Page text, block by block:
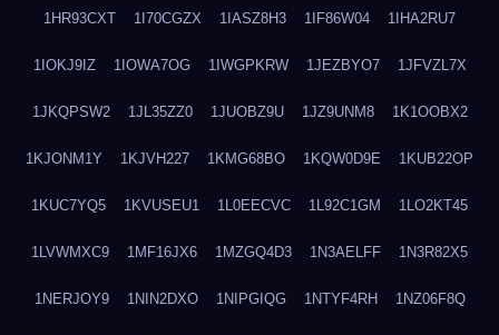
1HR93CXT 1I70CGZX 1IASZ8H3 1IF86W04 1IHA2RU7
1IOKJ9IZ 1IOWA7OG 1IWGPKRW 1JEZBYO7 1JFVZL7X
1JKQPSW2 1JL35ZZ0 1JUOBZ9U 1JZ9UNM8 1K1OOBX2
1KJONM1Y 1KJVH227 1KMG68BO 1KQW0D9E 1KUB22OP
1KUC7YQ5 1KVUSEU1 1L0EECVC 1L92C1GM 1LO2KT45
1LVWMXC9 1MF16JX6 1MZGQ4D3 1N3AELFF 1N3R82X5
1NERJOY9 1NIN2DXO 1NIPGIQG 1NTYF4RH 1NZ06F8Q